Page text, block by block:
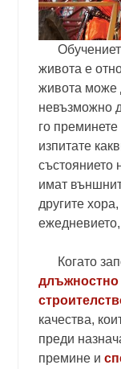
живота е
живота може
невъзможно
го
изпитате
състоянието
имат
другите
Когато
качества,
преди
премине и